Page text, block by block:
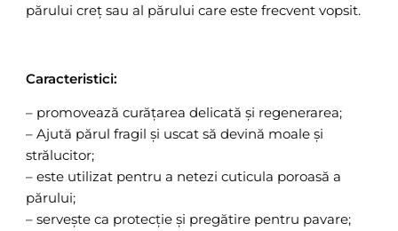
părului creț sau al părului care este frecvent vopsit.
Caracteristici:
– promovează curățarea delicată și regenerarea;
– Ajută părul fragil și uscat să devină moale și
strălucitor;
– este utilizat pentru a netezi cuticula poroasă a
părului;
– servește ca protecție și pregătire pentru pavare;